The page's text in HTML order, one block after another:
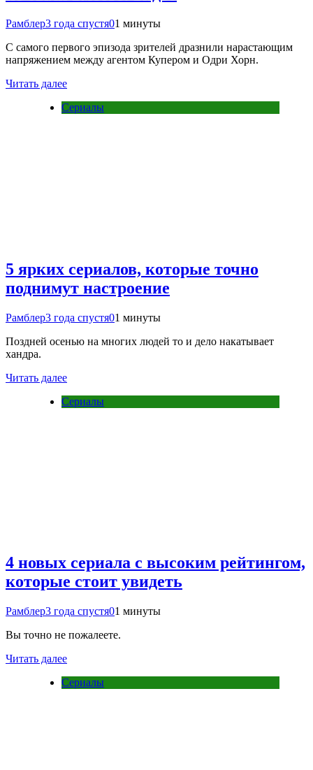
Рамблер3 года спустя01 минуты
С самого первого эпизода зрителей дразнили нарастающим
напряжением между агентом Купером и Одри Хорн.
Читать далее
Сериалы
5 ярких сериалов, которые точно
поднимут настроение
Рамблер3 года спустя01 минуты
Поздней осенью на многих людей то и дело накатывает
хандра.
Читать далее
Сериалы
4 новых сериала с высоким рейтингом,
которые стоит увидеть
Рамблер3 года спустя01 минуты
Вы точно не пожалеете.
Читать далее
Сериалы